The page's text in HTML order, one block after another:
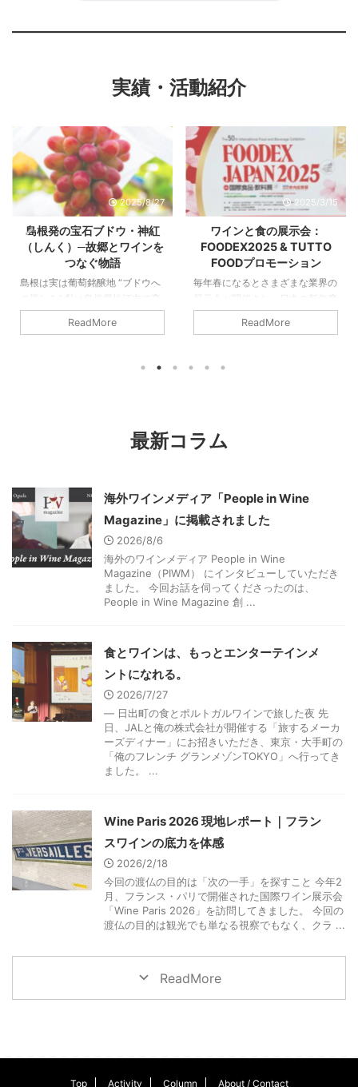
実績・活動紹介
2025/8/27
島根発の宝石ブドウ・神紅
（しんく）─故郷とワインを
つなぐ物語
島根は実は葡萄銘醸地 “ブドウへ
の親しみ” 私は島根県松江市で育
ちました。その島根県は、実はデ
ラウェアをはじめとする、ブドウ
然なことのように思えます。美味
を頬張るたびに、その甘さと瑞々
しさに幸せを感じていました。
大人になってからはワインという
形でブドウと関わり続けてきま ...
ReadMore
2025/3/15
ワインと食の展示会：
FOODEX2025 & TUTTO
FOODプロモーション
毎年春になるとさまざまな業界の
展示会が開催され、日本の新年度
（4月から）に向けて始まるんだ
なぁ、という気がします。 そん
品・飲料展示会です。そして、生
野の出展ブースがあり、そこでは
最新の食のトレンドを垣間見るこ
とができます。まさに飲食業界の
ReadMore
最新コラム
海外ワインメディア「People in Wine
Magazine」に掲載されました
2026/8/6
海外のワインメディア People in Wine
Magazine（PIWM） にインタビューしていただき
ました。 今回お話を伺ってくださったのは、
People in Wine Magazine 創 ...
食とワインは、もっとエンターテインメ
ントになれる。
2026/7/27
― 日出町の食とポルトガルワインで旅した夜 先
日、JALと俺の株式会社が開催する「旅するメーカ
ーズディナー」にお招きいただき、東京・大手町の
「俺のフレンチ グランメゾンTOKYO」へ行ってき
ました。 ...
Wine Paris 2026 現地レポート｜フラン
スワインの底力を体感
2026/2/18
今回の渡仏の目的は「次の一手」を探すこと 今年2
月、フランス・パリで開催された国際ワイン展示会
「Wine Paris 2026」を訪問してきました。 今回の
渡仏の目的は観光でも単なる視察でもなく、クラ ...
ReadMore
Top Activity Column About / Contact